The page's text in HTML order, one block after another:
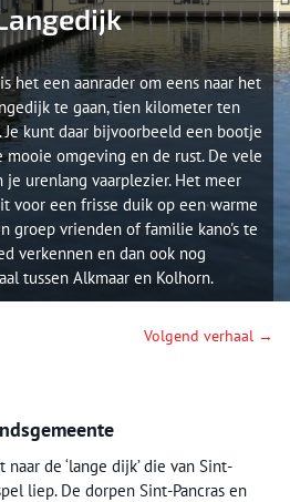
het een aanrader om eens naar het
te gaan, tien kilometer ten
Je kunt daar bijvoorbeeld een bootje
omgeving en de rust. De vele
urenlang vaarplezier. Het meer
voor een frisse duik op een warme
groep vrienden of familie kano's te
verkennen en dan ook nog
tussen Alkmaar en Kolhorn.
Volgend verhaal →
de ‘lange dijk’ die van Sint-
liep. De dorpen Sint-Pancras en